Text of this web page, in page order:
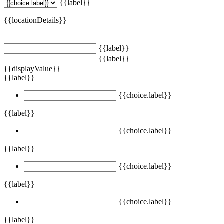
{{label}}
{{locationDetails}}
{{label}}
{{label}}
{{displayValue}}
{{label}}
{{choice.label}}
{{label}}
{{choice.label}}
{{label}}
{{choice.label}}
{{label}}
{{choice.label}}
{{label}}